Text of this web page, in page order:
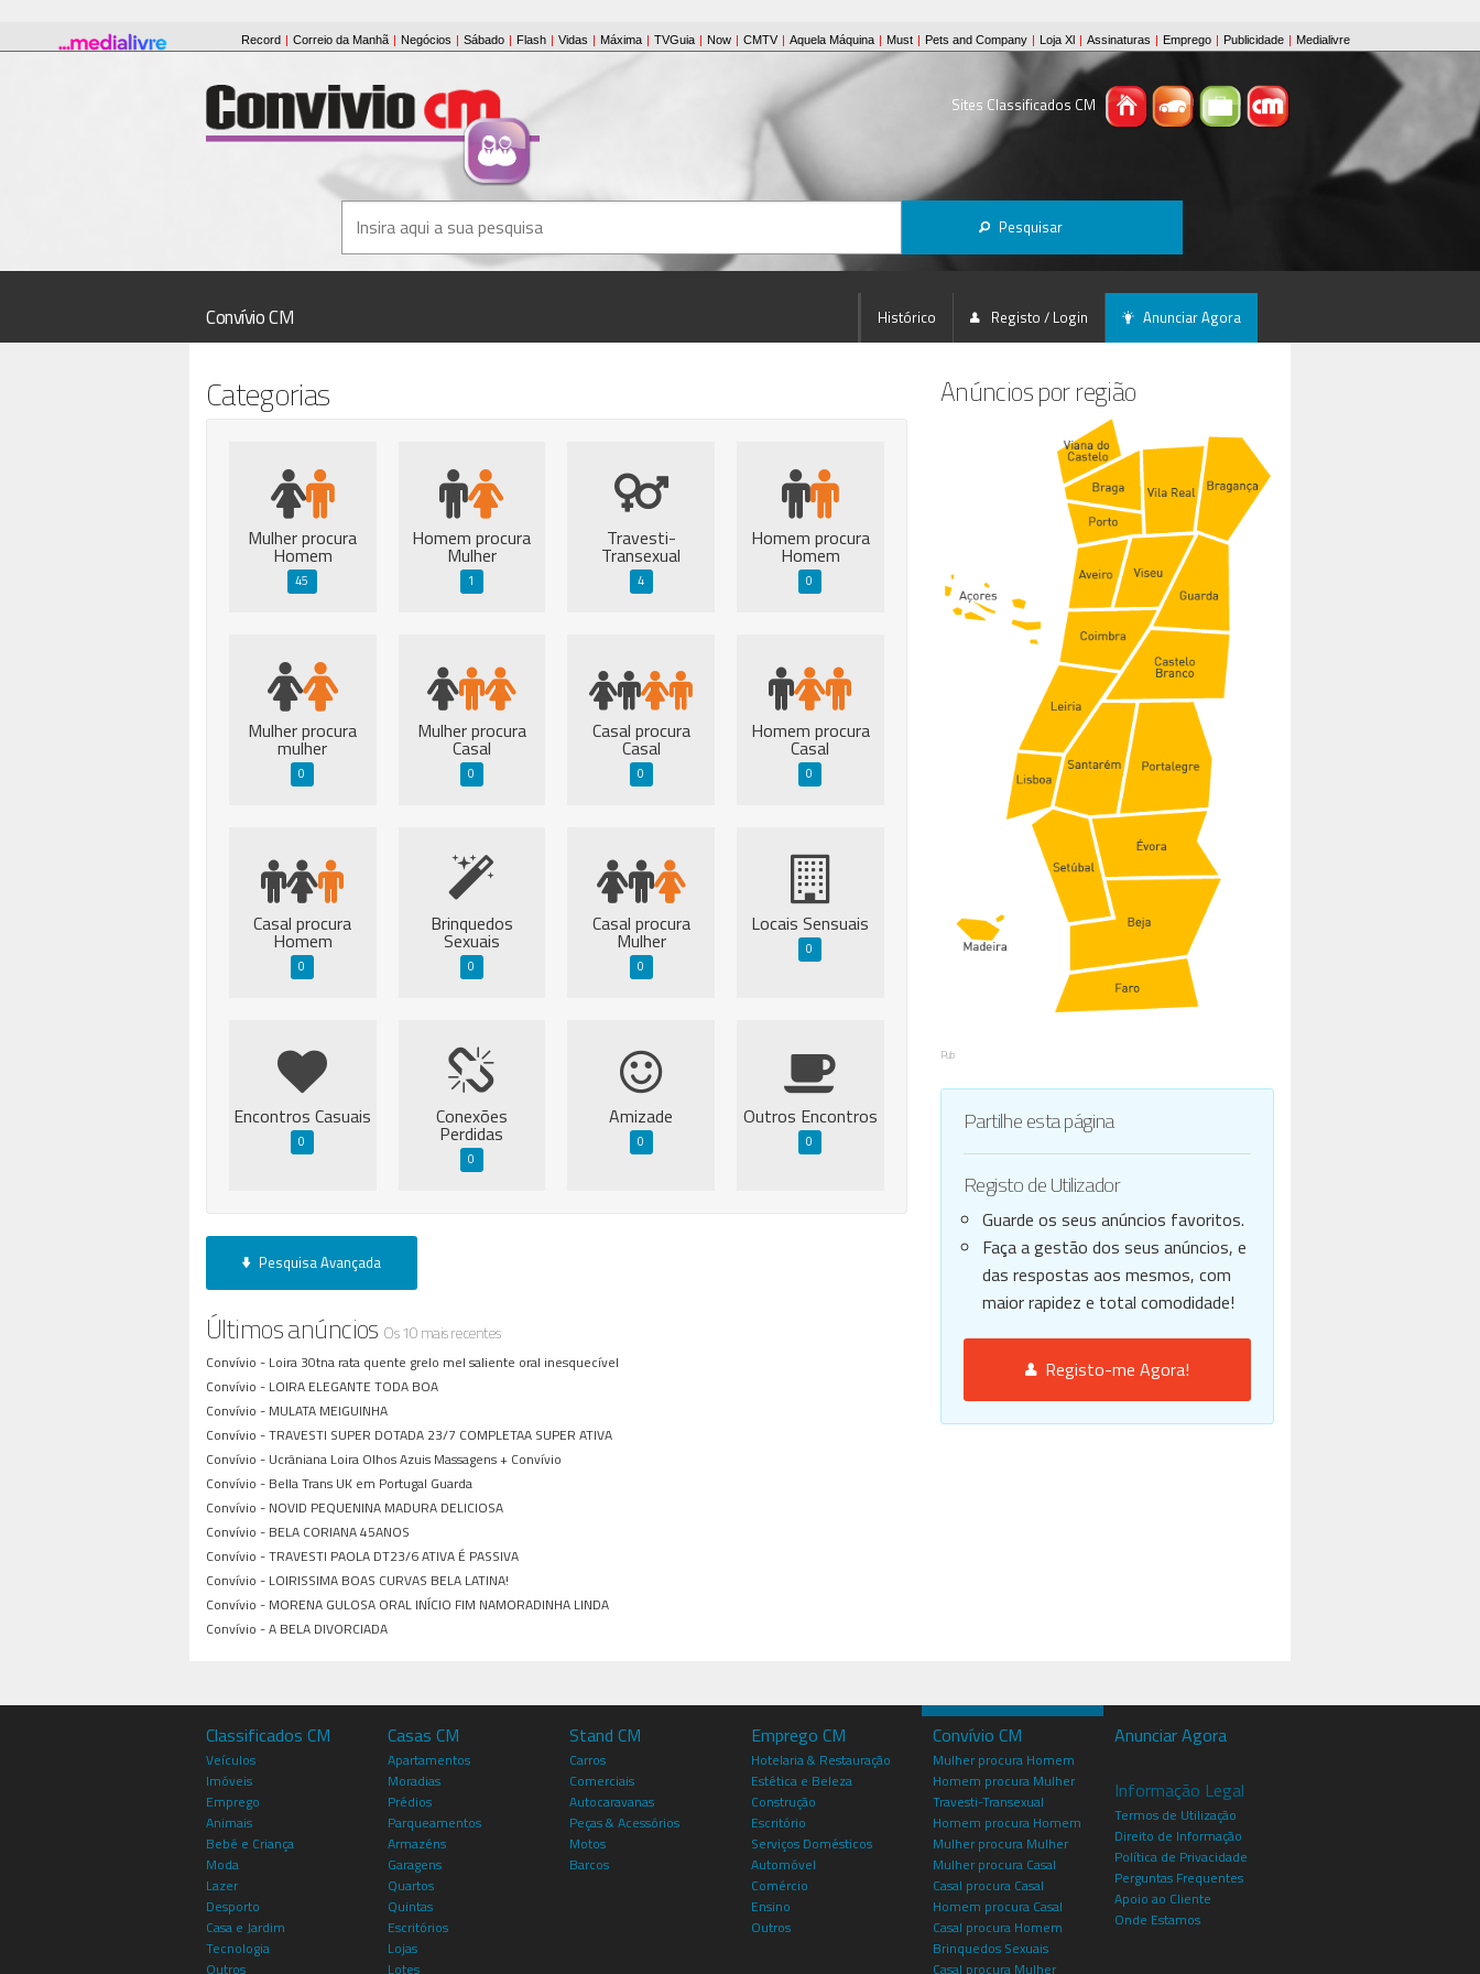
Sites Classificados CM
Pesquisar
Convívio CM Histórico Registo / Login Anunciar Agora
Categorias
Mulher procura
Homem
45
Homem procura
Mulher
1
Travesti-
Transexual
4
Homem procura
Homem
0
Mulher procura
mulher
0
Mulher procura
Casal
0
Casal procura
Casal
0
Homem procura
Casal
0
Casal procura
Homem
0
Brinquedos
Sexuais
0
Casal procura
Mulher
0
Locais Sensuais
0
Encontros Casuais
0
Conexões
Perdidas
0
Amizade
0
Outros Encontros
0
Pesquisa Avançada
Últimos anúncios Os 10 mais recentes
Convívio - Loira 30tna rata quente grelo mel saliente oral inesquecível
Convívio - LOIRA ELEGANTE TODA BOA
Convívio - MULATA MEIGUINHA
Convívio -TRAVESTI SUPER DOTADA 23/7 COMPLETAA SUPER ATIVA
Convívio - Ucrâniana Loira Olhos Azuis Massagens + Convívio
Convívio - Bella Trans UK em Portugal Guarda
Convívio - NOVID PEQUENINA MADURA DELICIOSA
Convívio - BELA CORIANA 45ANOS
Convívio -TRAVESTI PAOLA DT23/6 ATIVA É PASSIVA
Convívio - LOIRISSIMA BOAS CURVAS BELA LATINA!
Convívio - MORENA GULOSA ORAL INÍCIO FIM NAMORADINHA LINDA
Convívio -A BELA DIVORCIADA
Anúncios por região
Pub
Partilhe esta página
Registo de Utilizador
Guarde os seus anúncios favoritos.
Faça a gestão dos seus anúncios, e
das respostas aos mesmos, com
maior rapidez e total comodidade!
Registo-me Agora!
Classificados CM
Veículos
Imóveis
Emprego
Animais
Bebé e Criança
Moda
Lazer
Desporto
Casa e Jardim
Tecnologia
Outros
Casas CM
Apartamentos
Moradias
Prédios
Parqueamentos
Armazéns
Garagens
Quartos
Quintas
Escritórios
Lojas
Lotes
Stand CM
Carros
Comerciais
Autocaravanas
Peças & Acessórios
Motos
Barcos
Emprego CM
Hotelaria & Restauração
Estética e Beleza
Construção
Escritório
Serviços Domésticos
Automóvel
Comércio
Ensino
Outros
Convívio CM
Mulher procura Homem
Homem procura Mulher
Travesti-Transexual
Homem procura Homem
Mulher procura Mulher
Mulher procura Casal
Casal procura Casal
Homem procura Casal
Casal procura Homem
Brinquedos Sexuais
Casal procura Mulher
Anunciar Agora
Informação Legal
Termos de Utilização
Direito de Informação
Política de Privacidade
Perguntas Frequentes
Apoio ao Cliente
Onde Estamos